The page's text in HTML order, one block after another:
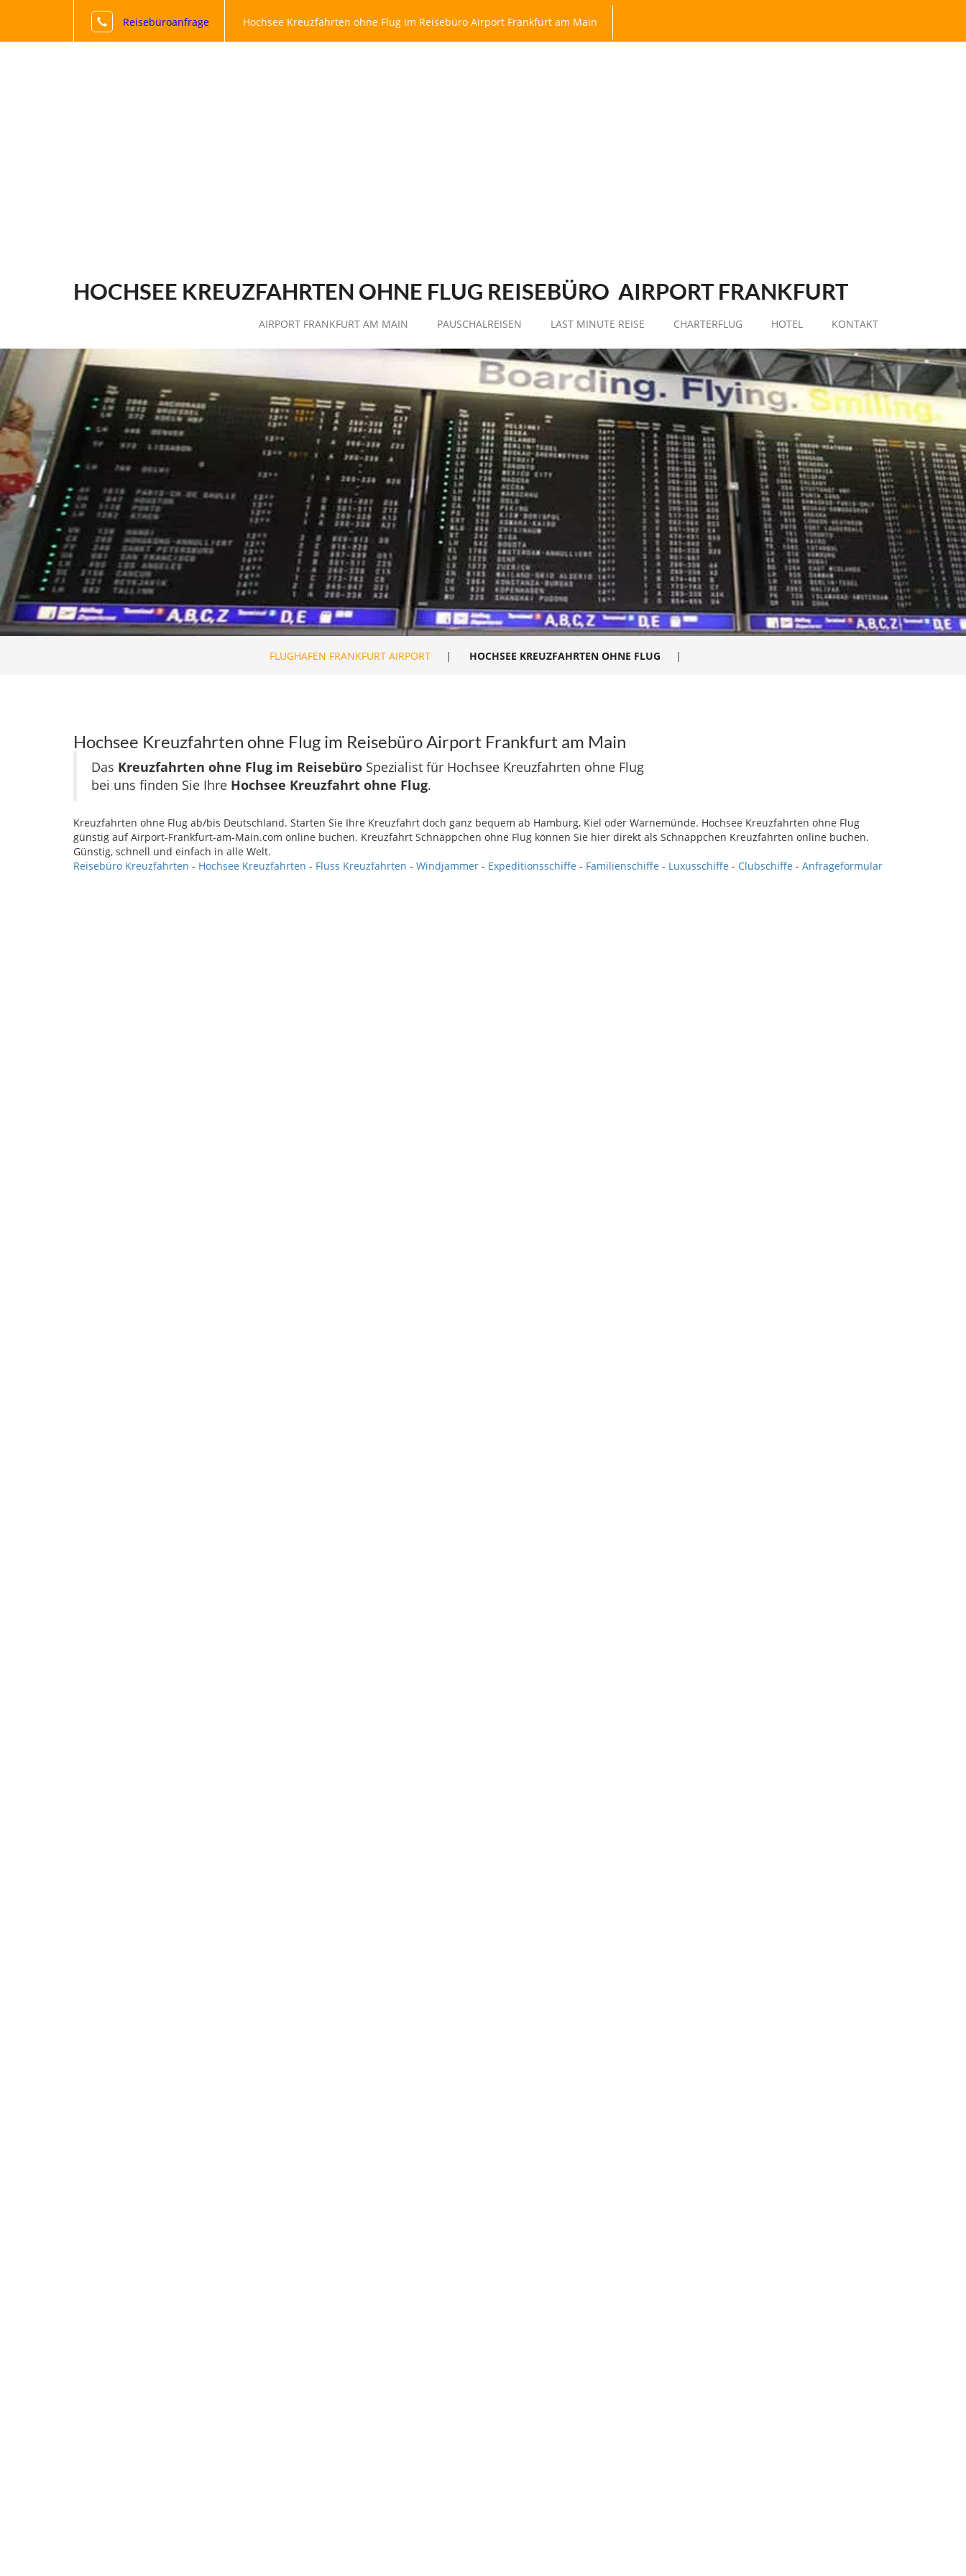
Reisebüroanfrage Hochsee Kreuzfahrten ohne Flug im Reisebüro Airport Frankfurt am Main
HOCHSEE KREUZFAHRTEN OHNE FLUG REISEBÜRO AIRPORT FRANKFURT
AIRPORT FRANKFURT AM MAIN PAUSCHALREISEN LAST MINUTE REISE CHARTERFLUG HOTEL KONTAKT
FLUGHAFEN FRANKFURT AIRPORT | HOCHSEE KREUZFAHRTEN OHNE FLUG |
Hochsee Kreuzfahrten ohne Flug im Reisebüro Airport Frankfurt am Main
Das Kreuzfahrten ohne Flug im Reisebüro Spezialist für Hochsee Kreuzfahrten ohne Flug
bei uns finden Sie Ihre Hochsee Kreuzfahrt ohne Flug.
Kreuzfahrten ohne Flug ab/bis Deutschland. Starten Sie Ihre Kreuzfahrt doch ganz bequem ab Hamburg, Kiel oder Warnemünde. Hochsee Kreuzfahrten ohne Flug
günstig auf Airport-Frankfurt-am-Main.com online buchen. Kreuzfahrt Schnäppchen ohne Flug können Sie hier direkt als Schnäppchen Kreuzfahrten online buchen.
Günstig, schnell und einfach in alle Welt.
Reisebüro Kreuzfahrten - Hochsee Kreuzfahrten - Fluss Kreuzfahrten - Windjammer - Expeditionsschiffe - Familienschiffe - Luxusschiffe - Clubschiffe - Anfrageformular